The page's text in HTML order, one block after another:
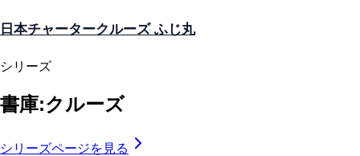
日本チャータークルーズ ふじ丸
シリーズ
書庫:クルーズ
シリーズページを見る